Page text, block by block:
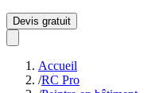
Devis gratuit
Accueil
/RC Pro